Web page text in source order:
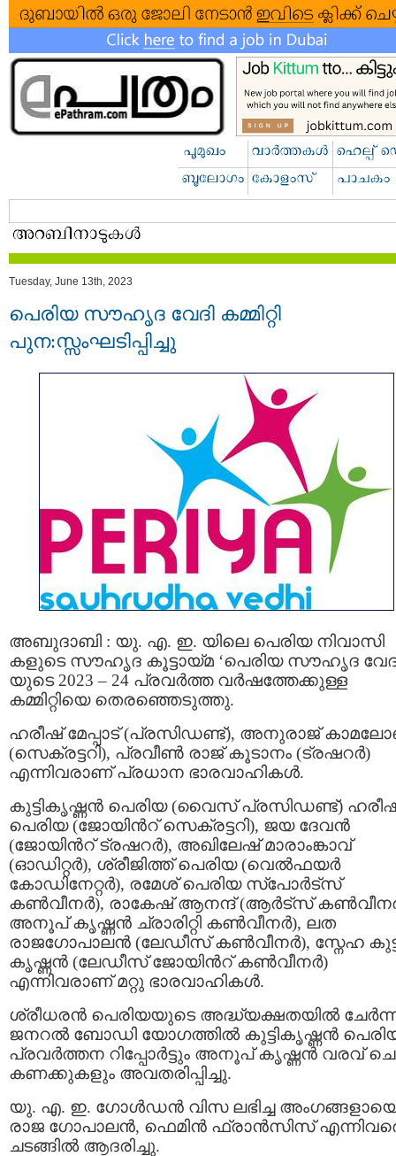
Tuesday, June 13th, 2023
പെരിയ സൗഹൃദ വേദി കമ്മിറ്റി
പുന:സ്സംഘടിപ്പിച്ചു
അബുദാബി : യു. എ. ഇ. യിലെ പെരിയ നിവാസി
കളുടെ സൗഹൃദ കൂട്ടായ്മ ‘പെരിയ സൗഹൃദ
യുടെ 2023 – 24 പ്രവര്‍ത്ത വര്‍ഷത്തേക്കുള്ള
കമ്മിറ്റിയെ തെരഞ്ഞെടുത്തു.
ഹരീഷ് മേപ്പാട് (പ്രസിഡണ്ട്), അനുരാജ്
(സെക്രട്ടറി), പ്രവീൺ രാജ് കൂടാനം (ട്രഷറര്‍)
എന്നിവരാണ് പ്രധാന ഭാരവാഹികള്‍.
കുട്ടികൃഷ്ണൻ പെരിയ (വൈസ് പ്രസിഡണ്ട്)
പെരിയ (ജോയിന്‍റ് സെക്രട്ടറി), ജയ ദേവൻ
(ജോയിന്‍റ് ട്രഷറർ), അഖിലേഷ് മാരാംങ്കാവ്
(ഓഡിറ്റർ), ശ്രീജിത്ത് പെരിയ (വെൽഫയർ
കോഡിനേറ്റർ), രമേശ് പെരിയ സ്പോർട്സ്
കൺവീനർ), രാകേഷ് ആനന്ദ് (ആർട്സ്
അനൂപ് കൃഷ്ണൻ ച്രാരിറ്റി കൺവീനർ), ലത
രാജഗോപാലൻ (ലേഡീസ് കൺവീനർ), സ്നേഹ
കൃഷ്ണൻ (ലേഡീസ് ജോയിന്‍റ് കൺവീനർ)
എന്നിവരാണ് മറ്റു ഭാരവാഹികള്‍.
ശ്രീധരൻ പെരിയയുടെ അദ്ധ്യക്ഷതയിൽ
ജനറൽ ബോഡി യോഗത്തിൽ കുട്ടികൃഷ്ണൻ
പ്രവർത്തന റിപ്പോർട്ടും അനൂപ് കൃഷ്ണൻ വരവ്
കണക്കുകളും അവതരിപ്പിച്ചു.
യു. എ. ഇ. ഗോൾഡൻ വിസ ലഭിച്ച
രാജ ഗോപാലൻ, ഫെമിൻ ഫ്രാൻസിസ്
ചടങ്ങിൽ ആദരിച്ചു.